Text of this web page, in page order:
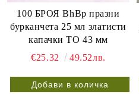
100 БРОЯ BhBp празни
бурканчета 25 мл златисти
капачки ТО 43 мм
€25.32
49.52лв.